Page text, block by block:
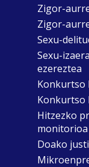
Zigor-
Zigor-
Sexu-
Sexu-
ezereztea
Konkurtso
Konkurtso
Hitzezko
monitorioa
Doako